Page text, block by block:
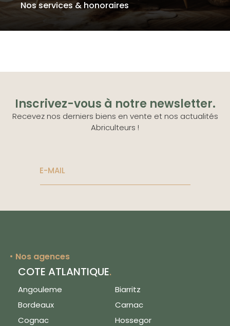
Nos services & honoraires
Inscrivez-vous à notre newsletter.
Recevez nos derniers biens en vente et nos actualités
Abriculteurs !
E-MAIL
Nos agences
COTE ATLANTIQUE.
Angouleme
Biarritz
Bordeaux
Carnac
Cognac
Hossegor